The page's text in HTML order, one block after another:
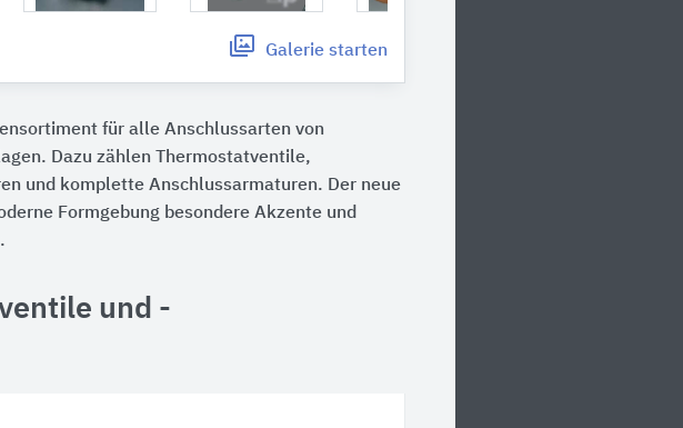
Galerie starten
für alle Anschlussarten von
Dazu zählen Thermostatventile,
und komplette Anschlussarmaturen. Der neue
Formgebung besondere Akzente und
und -